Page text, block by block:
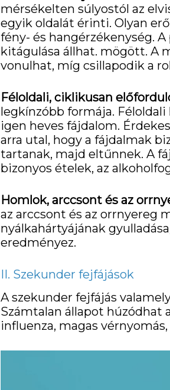
mérsékelten súlyostól az
egyik oldalát érinti. Olyan
fény- és hangérzékenység.
kitágulása állhat. mögött. A
vonulhat, míg csillapodik a
Féloldali, ciklikusan
legkínzóbb formája.
igen heves fájdalom.
arra utal, hogy a fájdalmak
tartanak, majd eltűnnek. A
bizonyos ételek, az
Homlok, arccsont és az
az arccsont és az orrnyereg
nyálkahártyájának
eredményez.
II. Szekunder fejfájások
A szekunder fejfájás
Számtalan állapot húzódhat
influenza, magas